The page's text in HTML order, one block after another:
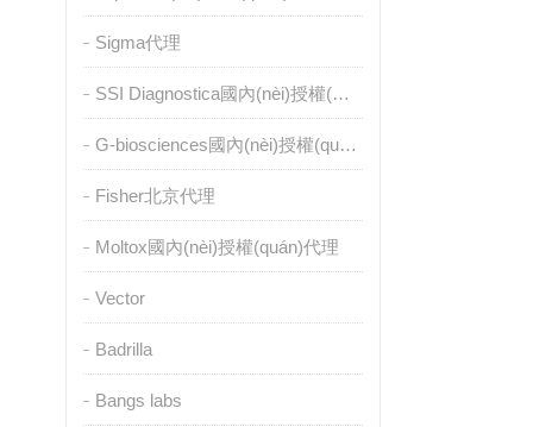
Sigma代理
SSI Diagnostica國內(nèi)授權(quán)代理
G-biosciences國內(nèi)授權(quán)代理
Fisher北京代理
Moltox國內(nèi)授權(quán)代理
Vector
Badrilla
Bangs labs